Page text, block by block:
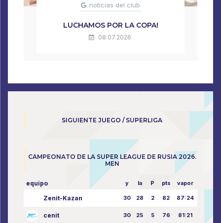
noticias del club
LUCHAMOS POR LA COPA!
08.07.2026
SIGUIENTE JUEGO / SUPERLIGA
CAMPEONATO DE LA SUPER LEAGUE DE RUSIA 2026.
MEN
equipo y la P pts vapor
Zenit-Kazan 30 28 2 82 87:24
cenit 30 25 5 76 81:21